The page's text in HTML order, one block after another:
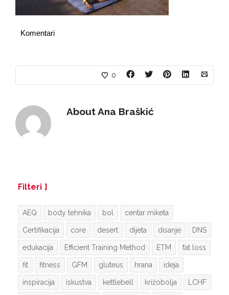
Komentari
0
AboutAna Braškić
Filteri
AEQ body tehnika bol centar miketa
Certifikacija core desert dijeta disanje DNS
edukacija Efficient Training Method ETM fat loss
fit fitness GFM gluteus hrana ideja
inspiracija iskustva kettlebell križobolja LCHF